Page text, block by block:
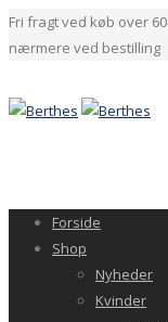
Fri fragt ved køb over
nærmere ved bestilling
Forside
Shop
Nyheder
Kvinder